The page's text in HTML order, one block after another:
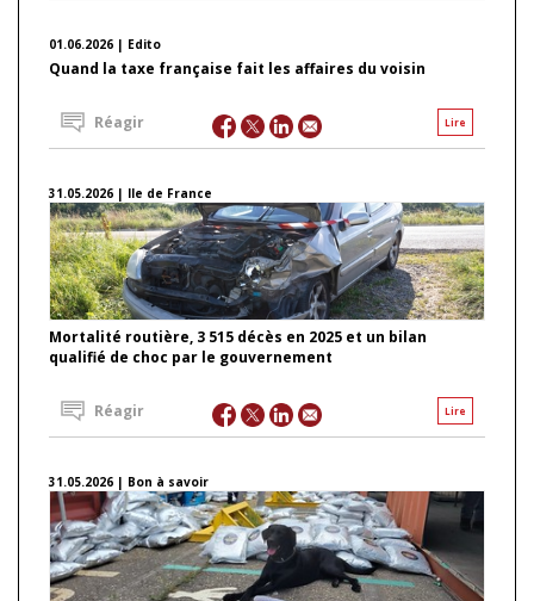
01.06.2026 | Edito
Quand la taxe française fait les affaires du voisin
Lire
Réagir
31.05.2026 | Ile de France
Mortalité routière, 3 515 décès en 2025 et un bilan
qualifié de choc par le gouvernement
Lire
Réagir
31.05.2026 | Bon à savoir